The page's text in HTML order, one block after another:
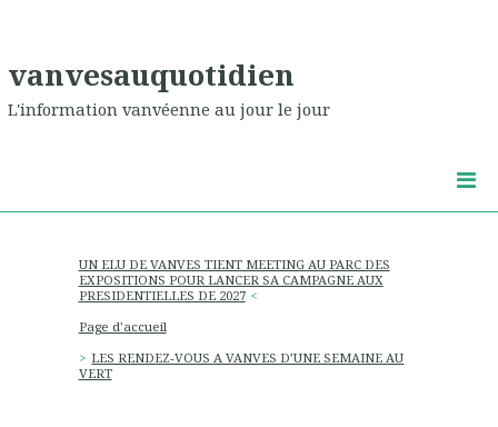
vanvesauquotidien
L'information vanvéenne au jour le jour
UN ELU DE VANVES TIENT MEETING AU PARC DES
EXPOSITIONS POUR LANCER SA CAMPAGNE AUX
PRESIDENTIELLES DE 2027
Page d'accueil
LES RENDEZ-VOUS A VANVES D’UNE SEMAINE AU
VERT